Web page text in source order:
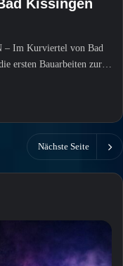
Kissingen
Im Kurviertel von Bad
ersten Bauarbeiten zur…
Nächste Seite